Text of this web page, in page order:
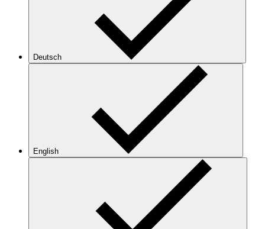
Deutsch
English